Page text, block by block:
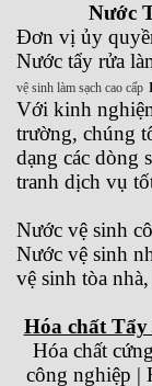
Nước
Đơn vị ủy
Nước tẩy rửa
vệ sinh làm sạch cao cấp
Với kinh
trường, chúng
dạng các dòng
tranh dịch vụ
Nước vệ sinh
Nước vệ sinh
vệ sinh tòa
Hóa chất
Hóa chất
công nghiệp |